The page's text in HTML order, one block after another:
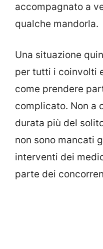
accompagnato a
qualche mandorla.
Una situazione
per tutti i coinvolti
come prendere
complicato. Non a
durata più del
non sono mancati
interventi dei
parte dei